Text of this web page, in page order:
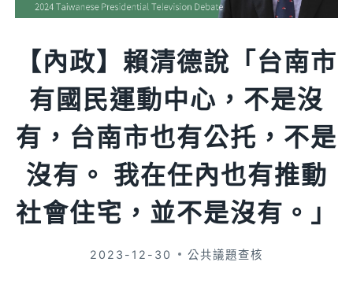
【內政】賴清德說「台南市
有國民運動中心，不是沒
有，台南市也有公托，不是
沒有。 我在任內也有推動
社會住宅，並不是沒有。」
2023-12-30 公共議題查核